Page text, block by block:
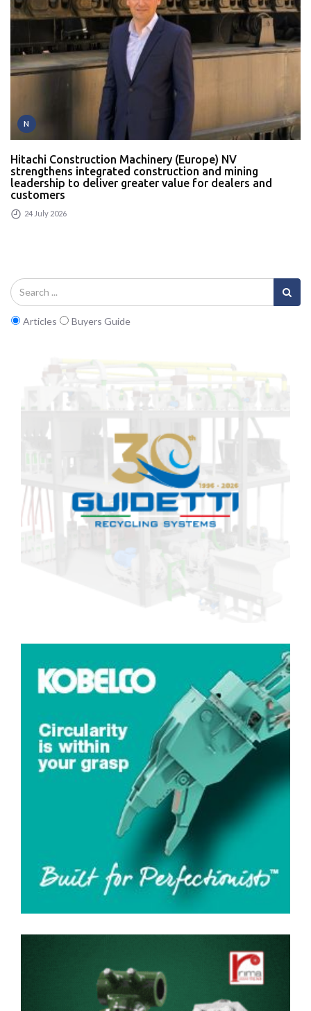
N
Hitachi Construction Machinery (Europe) NV
strengthens integrated construction and mining
leadership to deliver greater value for dealers and
customers
24 July 2026
Articles Buyers Guide